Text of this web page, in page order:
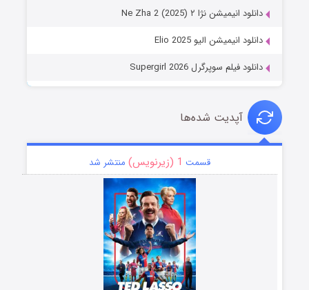
دانلود انیمیشن نژا ۲ Ne Zha 2 (2025)
دانلود انیمیشن الیو Elio 2025
دانلود فیلم سوپرگرل Supergirl 2026
آپدیت شده‌ها
قسمت 1 (زیرنویس) منتشر شد